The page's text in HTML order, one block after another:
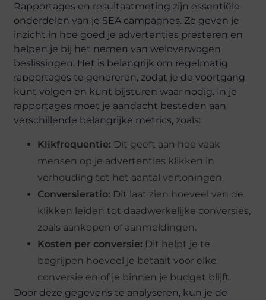
Rapportages en resultaatmeting zijn essentiële
onderdelen van je SEA campagnes. Ze geven je
inzicht in hoe goed je advertenties presteren en
helpen je bij het nemen van weloverwogen
beslissingen. Het is belangrijk om regelmatig
rapportages te genereren, zodat je de voortgang
kunt volgen en kunt bijsturen waar nodig. In je
rapportages moet je aandacht besteden aan
verschillende belangrijke metrics, zoals:
Klikfrequentie: Dit geeft aan hoe vaak
mensen op je advertenties klikken in
verhouding tot het aantal vertoningen.
Conversieratio: Dit laat zien hoeveel van de
klikken leiden tot daadwerkelijke conversies,
zoals aankopen of aanmeldingen.
Kosten per conversie: Dit helpt je te
begrijpen hoeveel je betaalt voor elke
conversie en of je binnen je budget blijft.
Door deze gegevens te analyseren, kun je de